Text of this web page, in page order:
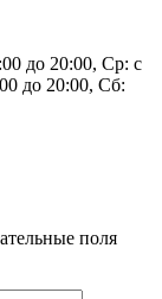
до 20:00, Ср: с
до 20:00, Сб:
поля